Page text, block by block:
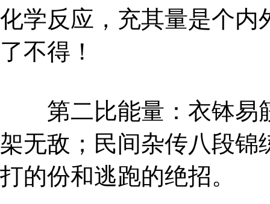
化学反应，充其量是个内
了不得！
第二比能量：衣钵易
架无敌；民间杂传八段锦
打的份和逃跑的绝招。